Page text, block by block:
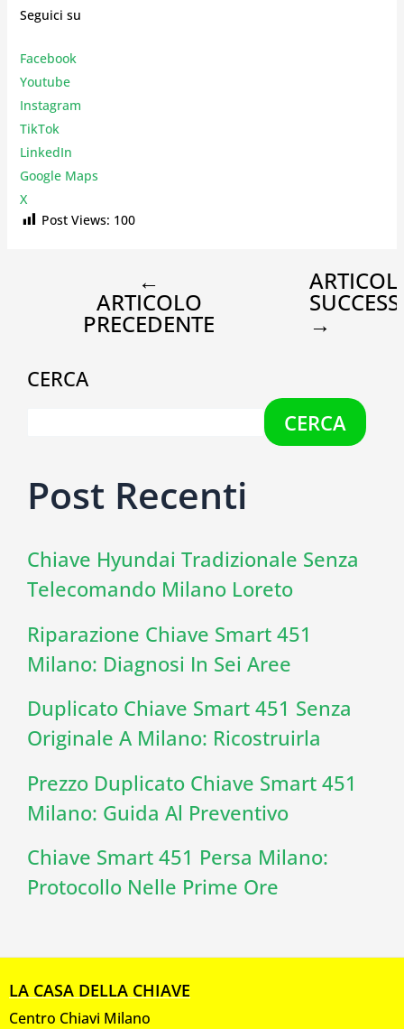
Seguici su
Facebook
Youtube
Instagram
TikTok
LinkedIn
Google Maps
X
Post Views: 100
←
ARTICOLO
PRECEDENTE →
CERCA
CERCA
Post Recenti
Chiave Hyundai Tradizionale Senza
Telecomando Milano Loreto
Riparazione Chiave Smart 451
Milano: Diagnosi In Sei Aree
Duplicato Chiave Smart 451 Senza
Originale A Milano: Ricostruirla
Prezzo Duplicato Chiave Smart 451
Milano: Guida Al Preventivo
Chiave Smart 451 Persa Milano:
Protocollo Nelle Prime Ore
LA CASA DELLA CHIAVE
Centro Chiavi Milano